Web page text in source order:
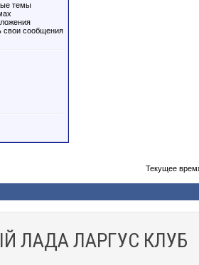
темы
свои сообщения
Текущее
ЛАДА ЛАРГУС КЛУБ